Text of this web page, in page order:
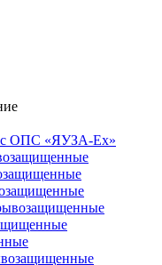
ОПС «ЯУЗА-Ех»